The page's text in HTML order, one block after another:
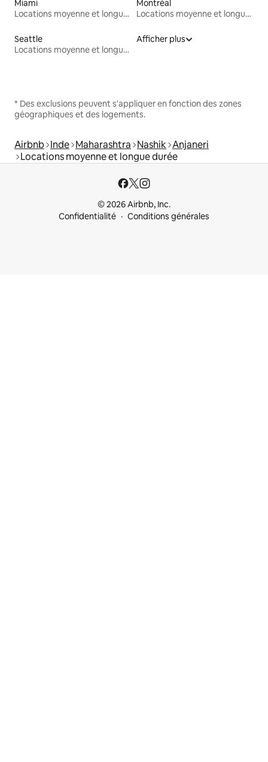
Miami
Locations moyenne et longue durée
Montréal
Locations moyenne et longue durée
Seattle
Locations moyenne et longue durée
Afficher plus
* Des exclusions peuvent s'appliquer en fonction des zones
géographiques et des logements.
Airbnb Inde Maharashtra Nashik Anjaneri
Locations moyenne et longue durée
© 2026 Airbnb, Inc.
Confidentialité
Conditions générales